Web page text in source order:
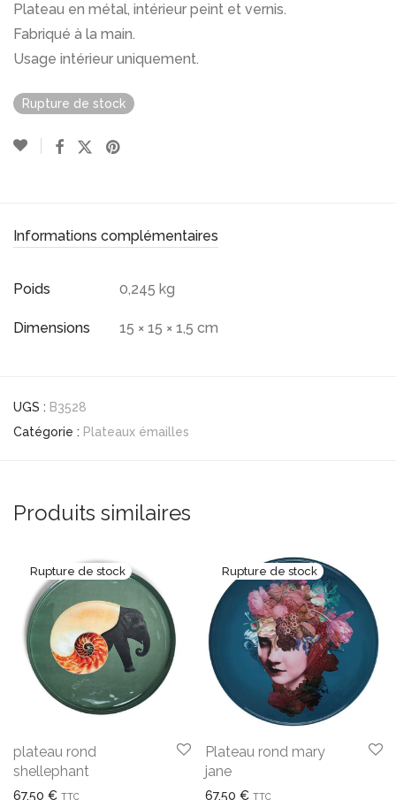
Plateau en métal, intérieur peint et vernis.
Fabriqué à la main.
Usage intérieur uniquement.
Rupture de stock
Informations complémentaires
Poids 0,245 kg
Dimensions 15 × 15 × 1,5 cm
UGS : B3528
Catégorie : Plateaux émailles
Produits similaires
plateau rond
shellephant
67,50 € TTC
Plateau rond mary
jane
67,50 € TTC